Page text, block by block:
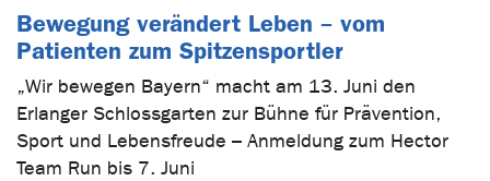
Bewegung verändert Leben – vom
Patienten zum Spitzensportler
„Wir bewegen Bayern“ macht am 13. Juni den
Erlanger Schlossgarten zur Bühne für Prävention,
Sport und Lebensfreude – Anmeldung zum Hector
Team Run bis 7. Juni